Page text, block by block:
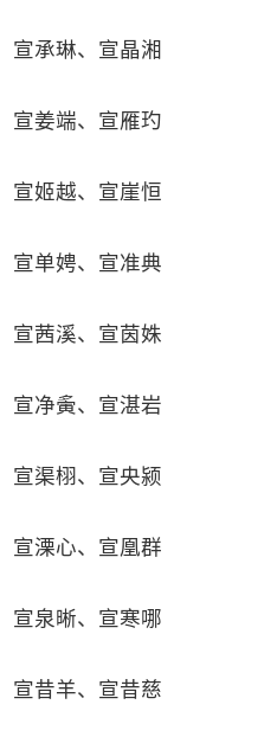
宣承琳、宣晶湘
宣姜端、宣雁玓
宣姬越、宣崖恒
宣单娉、宣准典
宣茜溪、宣茵姝
宣净夤、宣湛岩
宣渠栩、宣央颍
宣溧心、宣凰群
宣泉晰、宣寒哪
宣昔羊、宣昔慈